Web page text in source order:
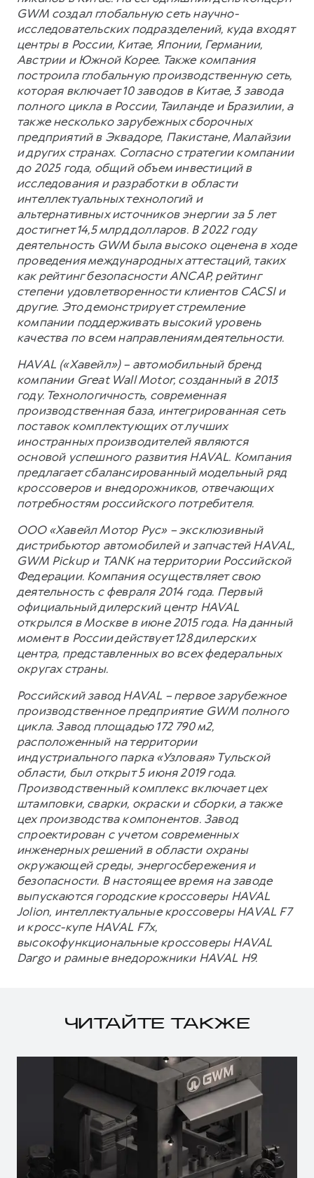
GWM создал глобальную сеть научно-
исследовательских подразделений, куда входят
центры в России, Китае, Японии, Германии,
Австрии и Южной Корее. Также компания
построила глобальную производственную сеть,
которая включает 10 заводов в Китае, 3 завода
полного цикла в России, Таиланде и Бразилии, а
также несколько зарубежных сборочных
предприятий в Эквадоре, Пакистане, Малайзии
и других странах. Согласно стратегии компании
до 2025 года, общий объем инвестиций в
исследования и разработки в области
интеллектуальных технологий и
альтернативных источников энергии за 5 лет
достигнет 14,5 млрд долларов. В 2022 году
деятельность GWM была высоко оценена в ходе
проведения международных аттестаций, таких
как рейтинг безопасности ANCAP, рейтинг
степени удовлетворенности клиентов CACSI и
другие. Это демонстрирует стремление
компании поддерживать высокий уровень
качества по всем направлениям деятельности.
HAVAL («Хавейл») – автомобильный бренд
компании Great Wall Motor, созданный в 2013
году. Технологичность, современная
производственная база, интегрированная сеть
поставок комплектующих от лучших
иностранных производителей являются
основой успешного развития HAVAL. Компания
предлагает сбалансированный модельный ряд
кроссоверов и внедорожников, отвечающих
потребностям российского потребителя.
ООО «Хавейл Мотор Рус» – эксклюзивный
дистрибьютор автомобилей и запчастей HAVAL,
GWM Pickup и TANK на территории Российской
Федерации. Компания осуществляет свою
деятельность с февраля 2014 года. Первый
официальный дилерский центр HAVAL
открылся в Москве в июне 2015 года. На данный
момент в России действует 128 дилерских
центра, представленных во всех федеральных
округах страны.
Российский завод HAVAL – первое зарубежное
производственное предприятие GWM полного
цикла. Завод площадью 172 790 м2,
расположенный на территории
индустриального парка «Узловая» Тульской
области, был открыт 5 июня 2019 года.
Производственный комплекс включает цех
штамповки, сварки, окраски и сборки, а также
цех производства компонентов. Завод
спроектирован с учетом современных
инженерных решений в области охраны
окружающей среды, энергосбережения и
безопасности. В настоящее время на заводе
выпускаются городские кроссоверы HAVAL
Jolion, интеллектуальные кроссоверы HAVAL F7
и кросс-купе HAVAL F7x,
высокофункциональные кроссоверы HAVAL
Dargo и рамные внедорожники HAVAL H9.
ЧИТАЙТЕ ТАКЖЕ